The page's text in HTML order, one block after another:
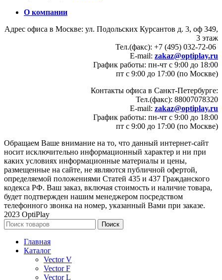
О компании
Адрес офиса в Москве: ул. Подольских Курсантов д. 3, оф 349,
3 этаж
Тел.(факс): +7 (495) 032-72-06
E-mail: zakaz@optiplay.ru
График работы: пн-чт с 9:00 до 18:00
пт с 9:00 до 17:00 (по Москве)
Контакты офиса в Санкт-Петербурге:
Тел.(факс): 88007078320
E-mail: zakaz@optiplay.ru
График работы: пн-чт с 9:00 до 18:00
пт с 9:00 до 17:00 (по Москве)
Обращаем Ваше внимание на то, что данный интернет-сайт
носит исключительно информационный характер и ни при
каких условиях информационные материалы и цены,
размещенные на сайте, не являются публичной офертой,
определяемой положениями Статей 435 и 437 Гражданского
кодекса РФ. Ваш заказ, включая стоимость и наличие товара,
будет подтвержден нашим менеджером посредством
телефонного звонка на номер, указанный Вами при заказе.
2023 OptiPlay
Поиск
Главная
Каталог
Vector V
Vector F
Vector L